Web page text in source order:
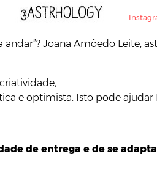
Joana Amôedo Leite,
e optimista. Isto pode
de entrega e de se